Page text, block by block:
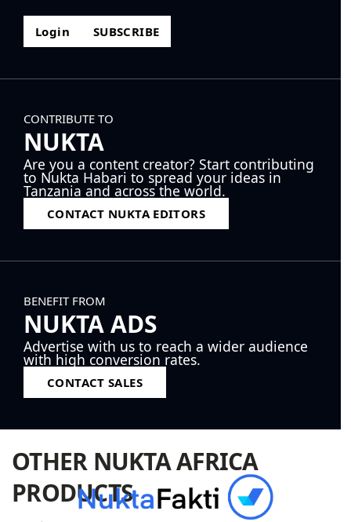
Login SUBSCRIBE
CONTRIBUTE TO
NUKTA
Are you a content creator? Start contributing
to Nukta Habari to spread your ideas in
Tanzania and across the world.
CONTACT NUKTA EDITORS
BENEFIT FROM
NUKTA ADS
Advertise with us to reach a wider audience
with high conversion rates.
CONTACT SALES
OTHER NUKTA AFRICA
PRODUCTS